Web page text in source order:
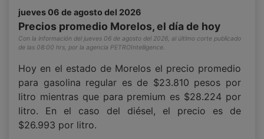
jueves 06 de agosto del 2026
Precios promedio Morelos, el día de hoy
Con la información del jueves 06 de agosto del 2026, al último corte publicado
de las 08:00 hrs, por la agencia PETROIntelligence.
Hoy en el estado de Morelos el precio promedio
para gasolina regular es de $23.810 pesos por
litro mientras que para premium es $28.224 por
litro. En el caso del diésel, el precio es de
$26.993 por litro.